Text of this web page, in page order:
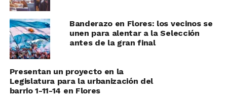
Banderazo en Flores: los vecinos se
unen para alentar a la Selección
antes de la gran final
Presentan un proyecto en la
Legislatura para la urbanización del
barrio 1-11-14 en Flores